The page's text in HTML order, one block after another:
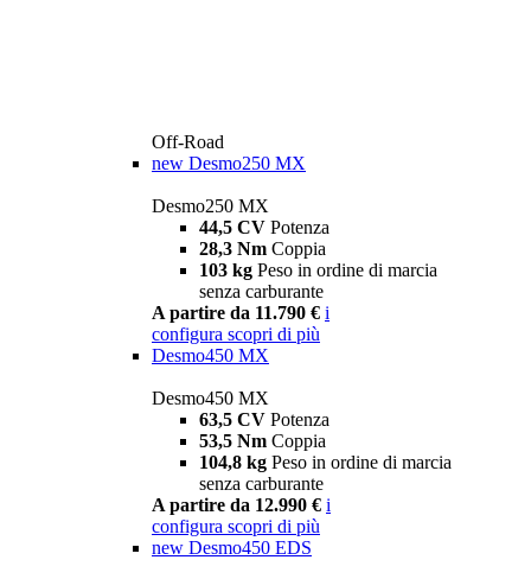
Off-Road
new Desmo250 MX
Desmo250 MX
44,5 CV Potenza
28,3 Nm Coppia
103 kg Peso in ordine di marcia
senza carburante
A partire da 11.790 € i
configura scopri di più
Desmo450 MX
Desmo450 MX
63,5 CV Potenza
53,5 Nm Coppia
104,8 kg Peso in ordine di marcia
senza carburante
A partire da 12.990 € i
configura scopri di più
new Desmo450 EDS